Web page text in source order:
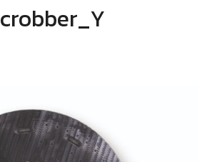
crobber_Y